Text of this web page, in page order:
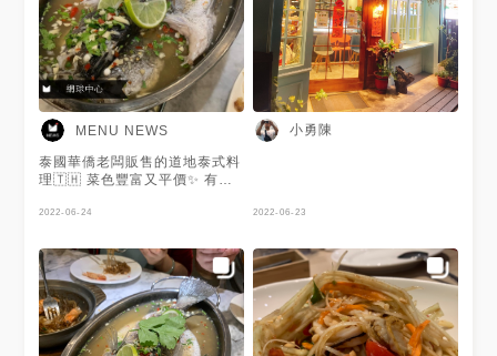
MENU NEWS
泰國華僑老闆販售的道地泰式料
理🇹🇭 菜色豐富又平價✨ 有單
很適合三五好友聚餐👬 建議要
😌 謝謝 @阿boo 提供美照🧡
2022-06-24
小勇陳
2022-06-23